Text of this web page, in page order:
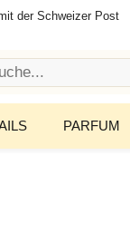
der Schweizer Post
PARFUM